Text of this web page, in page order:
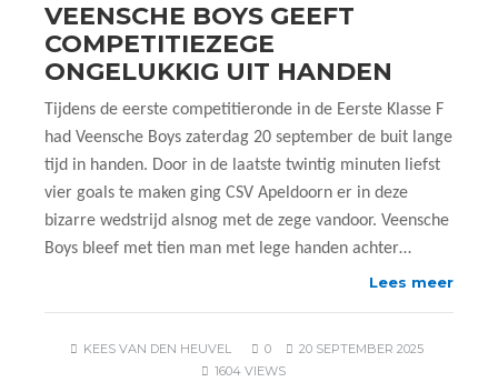
VEENSCHE BOYS GEEFT
COMPETITIEZEGE
ONGELUKKIG UIT HANDEN
Tijdens de eerste competitieronde in de Eerste Klasse F
had Veensche Boys zaterdag 20 september de buit lange
tijd in handen. Door in de laatste twintig minuten liefst
vier goals te maken ging CSV Apeldoorn er in deze
bizarre wedstrijd alsnog met de zege vandoor. Veensche
Boys bleef met tien man met lege handen achter…
Lees meer
KEES VAN DEN HEUVEL 0
20 SEPTEMBER 2025
1604 VIEWS